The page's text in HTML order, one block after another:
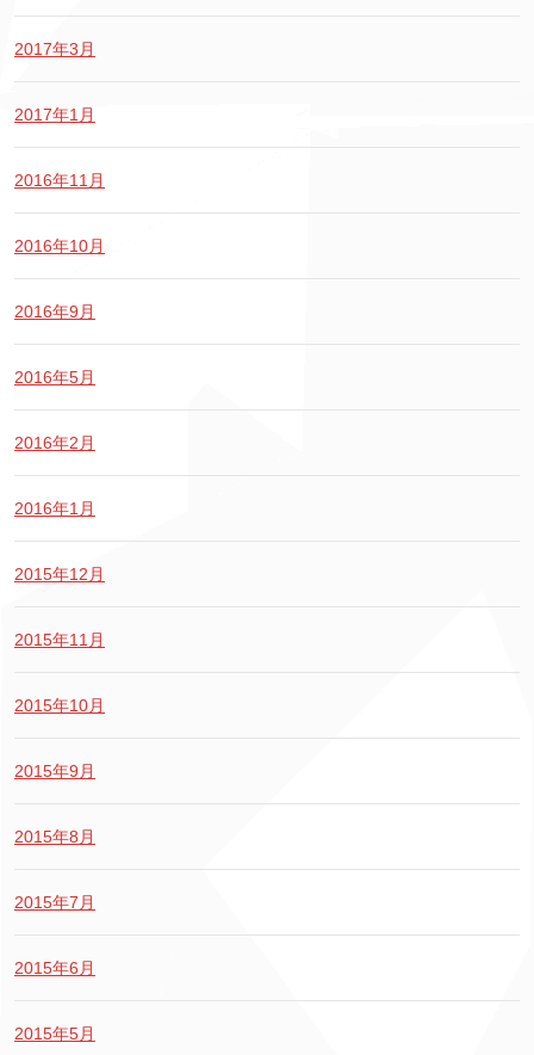
2017年3月
2017年1月
2016年11月
2016年10月
2016年9月
2016年5月
2016年2月
2016年1月
2015年12月
2015年11月
2015年10月
2015年9月
2015年8月
2015年7月
2015年6月
2015年5月